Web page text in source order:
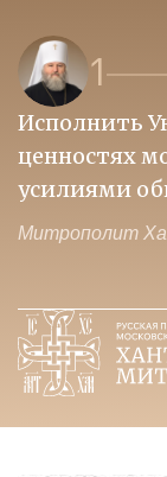
1
Исполнить
ценностях
усилиями
Митрополит